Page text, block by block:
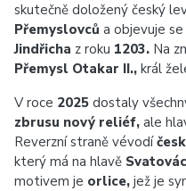
skutečně doložený český
Přemyslovců a objevuje
Jindřicha z roku 1203. Na
Přemysl Otakar II., král
V roce 2025 dostaly
zbrusu nový reliéf, ale
Reverzní straně vévodí
který má na hlavě
motivem je orlice, jež je